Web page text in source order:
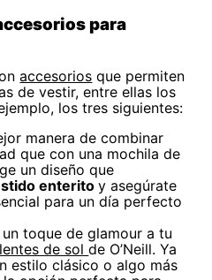
para
accesorios que permiten
de vestir, entre ellas los
los tres siguientes:
manera de combinar
que con una mochila de
un diseño que
enteritoy asegúrate
para un día perfecto
toque de glamour a tu
lentes de solde O’Neill. Ya
estilo clásico o algo más